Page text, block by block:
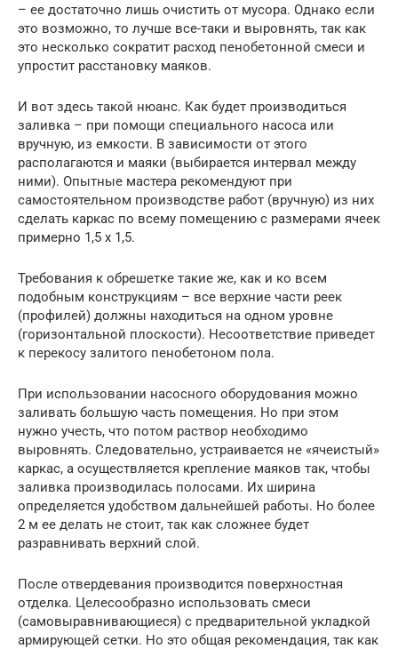
– ее достаточно лишь очистить от мусора. Однако если
это возможно, то лучше все-таки и выровнять, так как
это несколько сократит расход пенобетонной смеси и
упростит расстановку маяков.
И вот здесь такой нюанс. Как будет производиться
заливка – при помощи специального насоса или
вручную, из емкости. В зависимости от этого
располагаются и маяки (выбирается интервал между
ними). Опытные мастера рекомендуют при
самостоятельном производстве работ (вручную) из них
сделать каркас по всему помещению с размерами ячеек
примерно 1,5 х 1,5.
Требования к обрешетке такие же, как и ко всем
подобным конструкциям – все верхние части реек
(профилей) должны находиться на одном уровне
(горизонтальной плоскости). Несоответствие приведет
к перекосу залитого пенобетоном пола.
При использовании насосного оборудования можно
заливать большую часть помещения. Но при этом
нужно учесть, что потом раствор необходимо
выровнять. Следовательно, устраивается не «ячеистый»
каркас, а осуществляется крепление маяков так, чтобы
заливка производилась полосами. Их ширина
определяется удобством дальнейшей работы. Но более
2 м ее делать не стоит, так как сложнее будет
разравнивать верхний слой.
После отвердевания производится поверхностная
отделка. Целесообразно использовать смеси
(самовыравнивающиеся) с предварительной укладкой
армирующей сетки. Но это общая рекомендация, так как